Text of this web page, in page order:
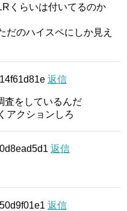
くらいは付いてるのか
だのハイスペにしか見え
14f61d81e 返信
査をしているんだ
アクションしろ
0d8ead5d1 返信
返信